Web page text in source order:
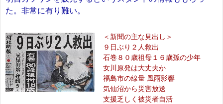
た。非常に有り難い。
＜新聞の主な見出し＞
９日ぶり２人救出
石巻８０歳祖母１６歳孫の少年
女川原発は大丈夫か
福島市の線量 風雨影響
気仙沼から災害放送
支援乏しく被災者自活